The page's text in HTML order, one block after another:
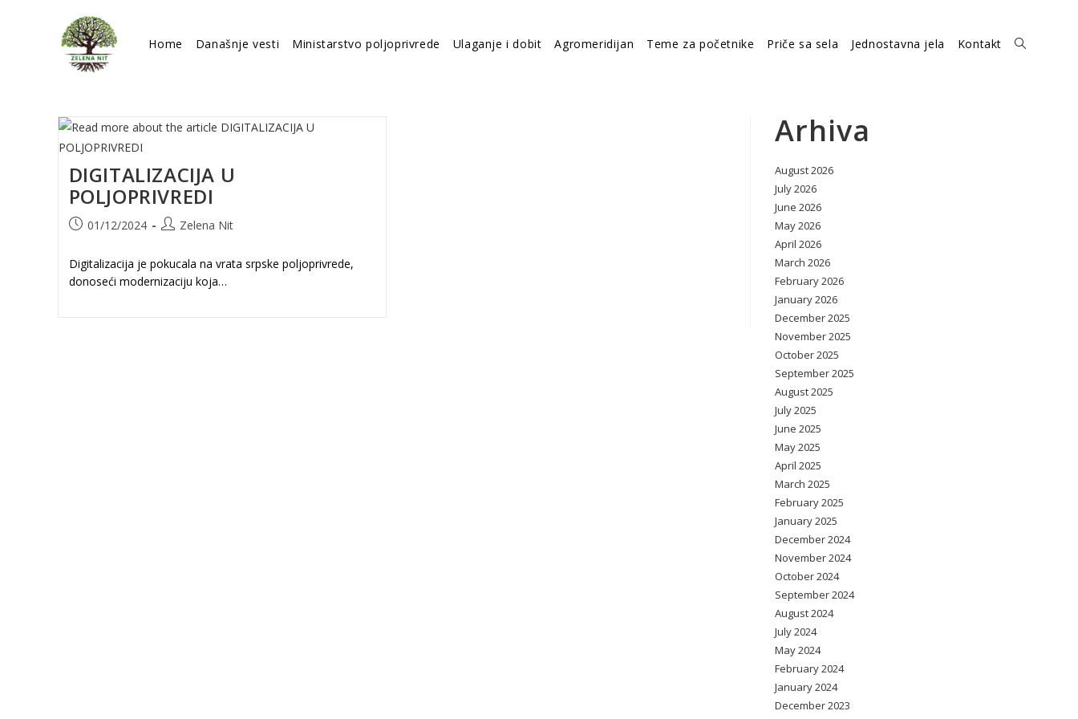
Home Današnje vesti Ministarstvo poljoprivrede Ulaganje i dobit Agromeridijan Teme za početnike Priče sa sela Jednostavna jela Kontakt Toggle
DIGITALIZACIJA U
POLJOPRIVREDI
Post01/12/2024
PostZelena Nit
Digitalizacija je pokucala na vrata srpske poljoprivrede,
donoseći modernizaciju koja…
Arhiva
August 2026
July 2026
June 2026
May 2026
April 2026
March 2026
February 2026
January 2026
December 2025
November 2025
October 2025
September 2025
August 2025
July 2025
June 2025
May 2025
April 2025
March 2025
February 2025
January 2025
December 2024
November 2024
October 2024
September 2024
August 2024
July 2024
May 2024
February 2024
January 2024
December 2023